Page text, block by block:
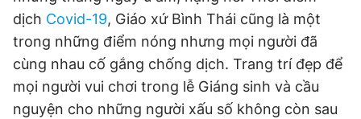
dịch Covid-19, Giáo xứ Bình Thái cũng là một
trong những điểm nóng nhưng mọi người đã
cùng nhau cố gắng chống dịch. Trang trí đẹp để
mọi người vui chơi trong lễ Giáng sinh và cầu
nguyện cho những người xấu số không còn sau